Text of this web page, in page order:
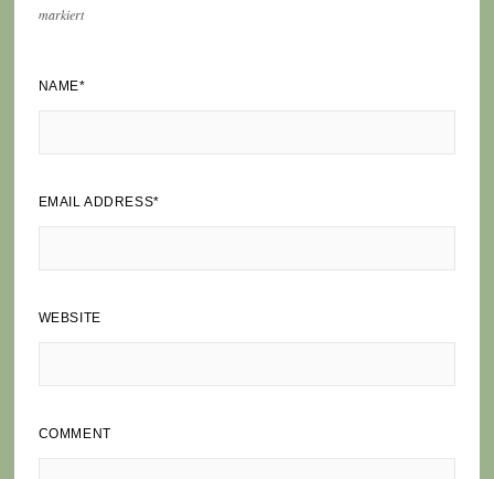
markiert
NAME*
EMAIL ADDRESS*
WEBSITE
COMMENT